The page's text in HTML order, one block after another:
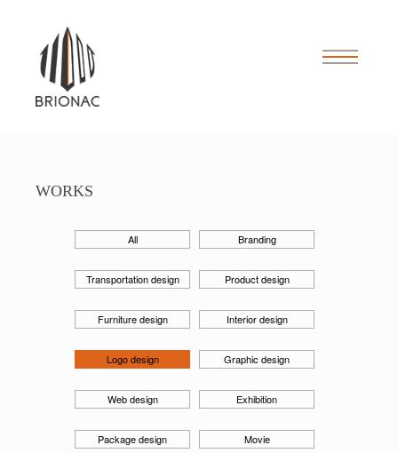
WORKS
All Branding
Transportation design Product design
Furniture design Interior design
Logo design Graphic design
Web design Exhibition
Package design Movie